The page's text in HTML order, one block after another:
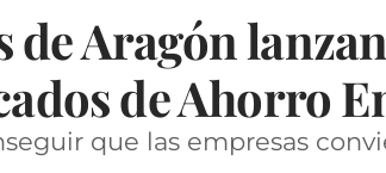
de Aragón
de Ahorro
que las empresas